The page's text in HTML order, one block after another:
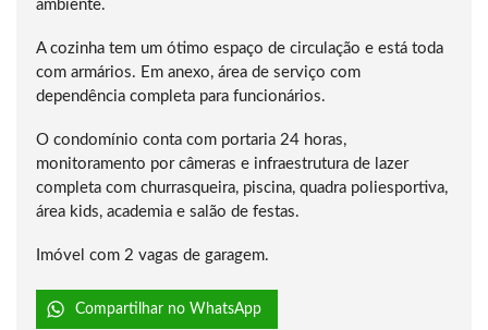
ambiente.
A cozinha tem um ótimo espaço de circulação e está toda
com armários. Em anexo, área de serviço com
dependência completa para funcionários.
O condomínio conta com portaria 24 horas,
monitoramento por câmeras e infraestrutura de lazer
completa com churrasqueira, piscina, quadra poliesportiva,
área kids, academia e salão de festas.
Imóvel com 2 vagas de garagem.
Compartilhar no WhatsApp